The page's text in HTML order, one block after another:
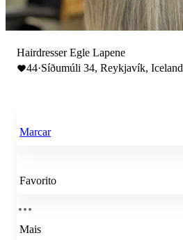
Hairdresser Egle Lapene
44·Síðumúli 34, Reykjavík, Iceland
Marcar
Favorito
Mais